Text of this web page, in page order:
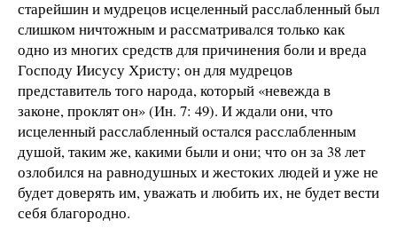
старейшин и мудрецов исцеленный расслабленный был
слишком ничтожным и рассматривался только как
одно из многих средств для причинения боли и вреда
Господу Иисусу Христу; он для мудрецов
представитель того народа, который «невежда в
законе, проклят он» (Ин. 7: 49). И ждали они, что
исцеленный расслабленный остался расслабленным
душой, таким же, какими были и они; что он за 38 лет
озлобился на равнодушных и жестоких людей и уже не
будет доверять им, уважать и любить их, не будет вести
себя благородно.